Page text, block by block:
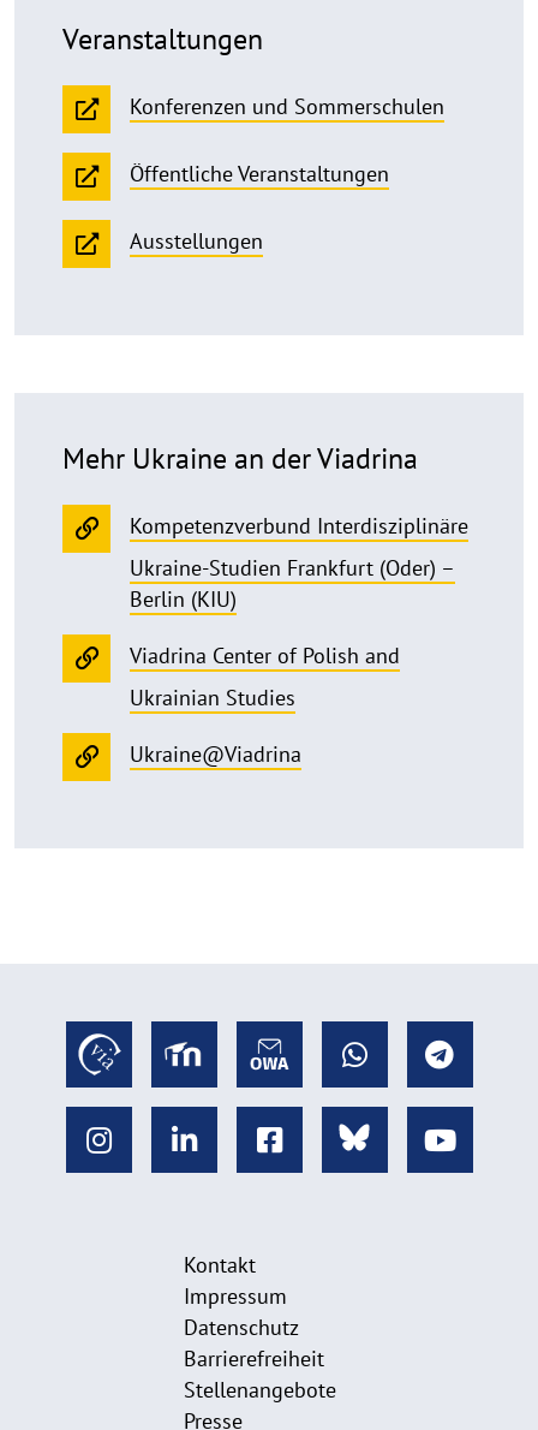
Veranstaltungen
Konferenzen und Sommerschulen
Öffentliche Veranstaltungen
Ausstellungen
Mehr Ukraine an der Viadrina
Kompetenzverbund Interdisziplinäre
Ukraine-Studien Frankfurt (Oder) –
Berlin (KIU)
Viadrina Center of Polish and
Ukrainian Studies
Ukraine@Viadrina
Kontakt
Impressum
Datenschutz
Barrierefreiheit
Stellenangebote
Presse